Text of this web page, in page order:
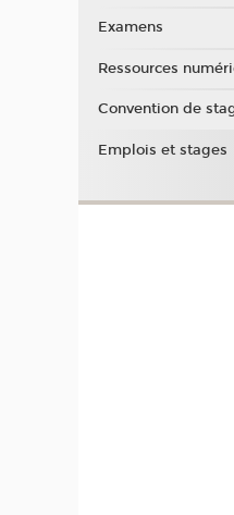
Examens
Ressources
Convention de
Emplois et stages